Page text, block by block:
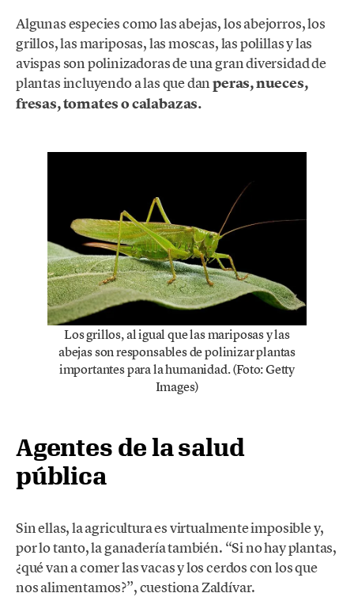
Algunas especies como las abejas, los abejorros, los
grillos, las mariposas, las moscas, las polillas y las
avispas son polinizadoras de una gran diversidad de
plantas incluyendo a las que danperas, nueces,
fresas, tomates o calabazas.
Los grillos, al igual que las mariposas y las
abejas son responsables de polinizar plantas
importantes para la humanidad. (Foto: Getty
Images)
Agentes de la salud
pública
Sin ellas, la agricultura es virtualmente imposible y,
por lo tanto, la ganadería también. “Si no hay plantas,
¿qué van a comer las vacas y los cerdos con los que
nos alimentamos?”, cuestiona Zaldívar.